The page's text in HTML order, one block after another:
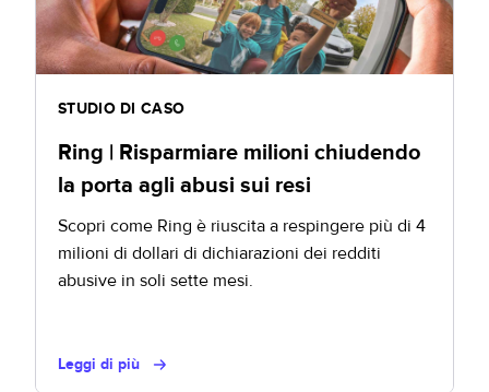
STUDIO DI CASO
Ring | Risparmiare milioni chiudendo
la porta agli abusi sui resi
Scopri come Ring è riuscita a respingere più di 4
milioni di dollari di dichiarazioni dei redditi
abusive in soli sette mesi.
Leggi di più